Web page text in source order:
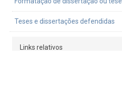
Teses e dissertações defendidas
Links relativos